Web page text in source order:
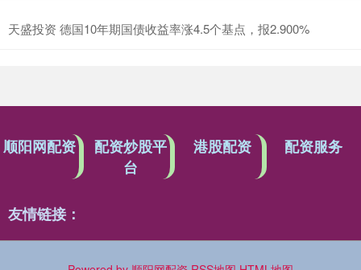
天盛投资 德国10年期国债收益率涨4.5个基点，报2.900%
顺阳网配资
配资炒股平
台
港股配资 配资服务
友情链接：